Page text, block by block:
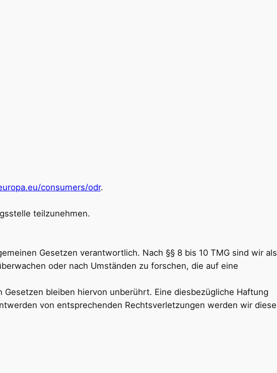
consumers/odr.
teilzunehmen.
Gesetzen verantwortlich. Nach §§ 8 bis 10 TMG sind wir als
oder nach Umständen zu forschen, die auf eine
bleiben hiervon unberührt. Eine diesbezügliche Haftung
von entsprechenden Rechtsverletzungen werden wir diese